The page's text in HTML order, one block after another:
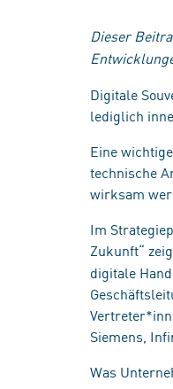
Dieser
Digitale
lediglich
Eine
technische
wirksam
Im
Zukunft“
digitale
Siemens,
Was